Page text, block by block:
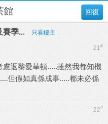
回復
館
賽季... 只看樓主
21#
返黎愛華頓.....雖然我都知機
但假如真係成事.....都未必係
22#